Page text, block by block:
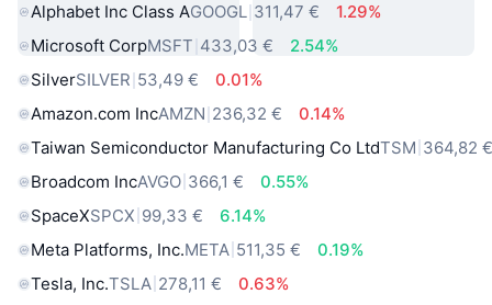
Alphabet Inc Class AGOOGL 311,47 €
1.29%
Microsoft CorpMSFT 433,03 €
2.54%
SilverSILVER 53,49 €
0.01%
Amazon.com IncAMZN 236,32 €
0.14%
Taiwan Semiconductor Manufacturing Co LtdTSM 364,82
Broadcom IncAVGO 366,1 €
0.55%
SpaceXSPCX 99,33 €
6.14%
Meta Platforms, Inc.META 511,35 €
0.19%
Tesla, Inc.TSLA 278,11 €
0.63%